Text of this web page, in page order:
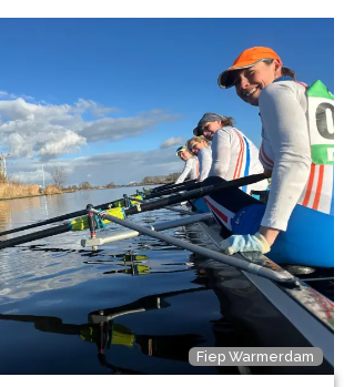
Fiep Warmerdam